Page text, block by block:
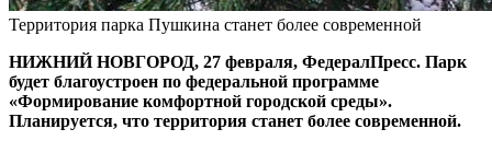
Территория парка Пушкина станет более современной
НИЖНИЙ НОВГОРОД, 27 февраля, ФедералПресс. Парк
будет благоустроен по федеральной программе
«Формирование комфортной городской среды».
Планируется, что территория станет более современной.